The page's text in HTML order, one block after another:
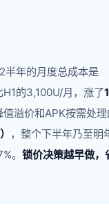
年的月度总成本是
H1的3,100U/月，涨了
溢价和APK按需处理
，整个下半年乃至明
。 锁价决策越早做，